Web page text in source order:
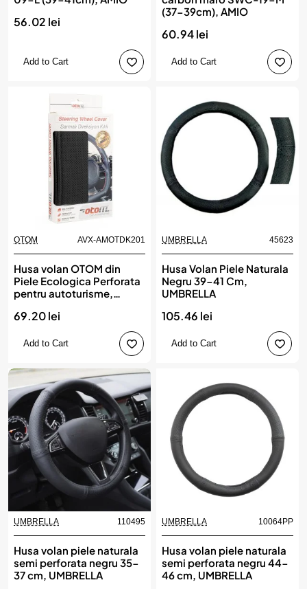
56.02 lei
Add to Cart
(37-39cm), AMIO
60.94 lei
Add to Cart
OTOM AVX-AMOTDK201
Husa volan OTOM din
Piele Ecologica Perforata
pentru autoturisme,
cu ac si ata Neagra
69.20 lei
Add to Cart
UMBRELLA 45623
Husa Volan Piele Naturala
Negru 39-41 Cm,
UMBRELLA
105.46 lei
Add to Cart
UMBRELLA 110495
Husa volan piele naturala
semi perforata negru 35-
37 cm, UMBRELLA
UMBRELLA 10064PP
Husa volan piele naturala
semi perforata negru 44-
46 cm, UMBRELLA